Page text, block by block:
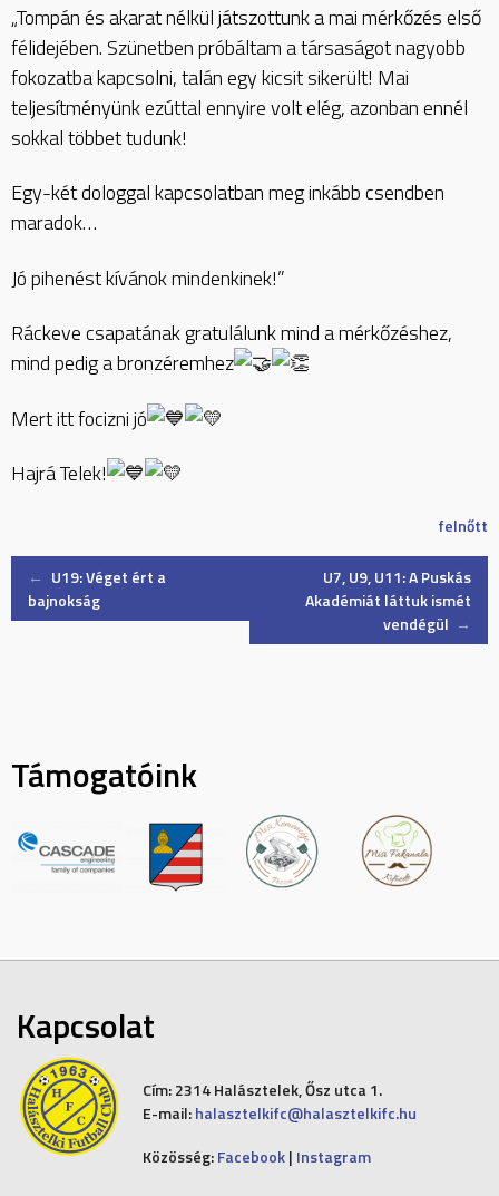
„Tompán és akarat nélkül játszottunk a mai mérkőzés első
félidejében. Szünetben próbáltam a társaságot nagyobb
fokozatba kapcsolni, talán egy kicsit sikerült! Mai
teljesítményünk ezúttal ennyire volt elég, azonban ennél
sokkal többet tudunk!
Egy-két dologgal kapcsolatban meg inkább csendben
maradok…
Jó pihenést kívánok mindenkinek!”
Ráckeve csapatának gratulálunk mind a mérkőzéshez,
mind pedig a bronzéremhez
Mert itt focizni jó
Hajrá Telek!
felnőtt
Post
← U19: Véget ért a
bajnokság
U7, U9, U11: A Puskás
Akadémiát láttuk ismét
vendégül →
Támogatóink
Kapcsolat
Cím:2314 Halásztelek, Ősz utca 1.
E-mail: halasztelkifc@halasztelkifc.hu
Közösség: Facebook| Instagram